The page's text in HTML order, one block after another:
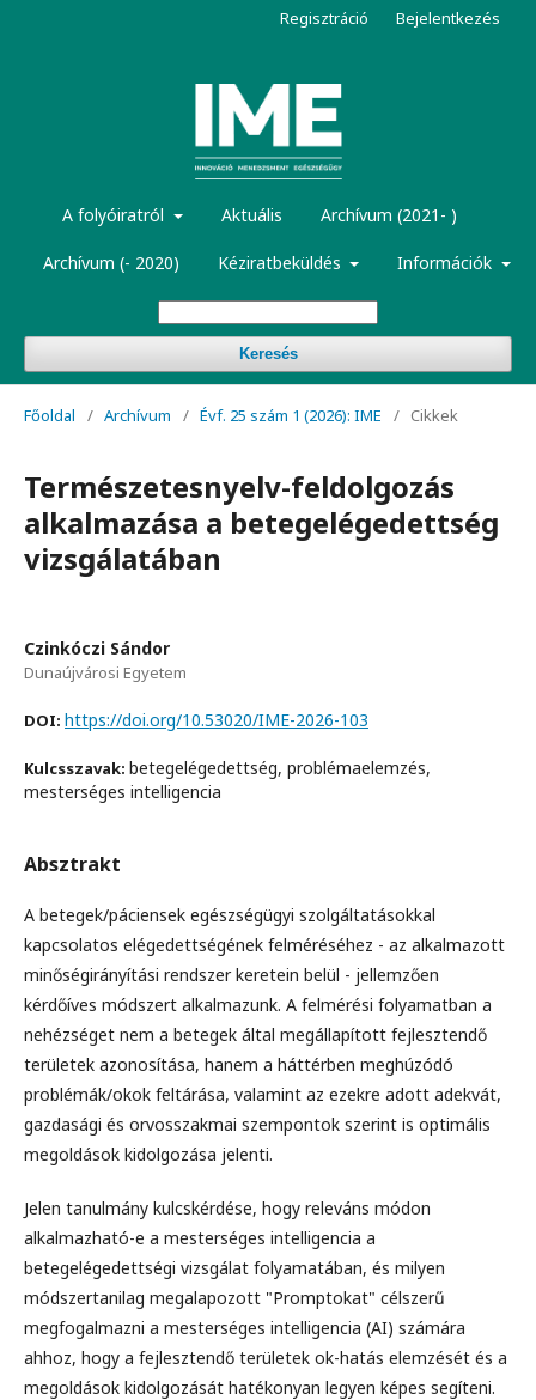
A folyóiratról Aktuális Archívum (2021- )
Archívum (- 2020) Kéziratbeküldés Információk
Keresés
Regisztráció Bejelentkezés
Főoldal / Archívum / Évf. 25 szám 1 (2026): IME / Cikkek
Természetesnyelv-feldolgozás
alkalmazása a betegelégedettség
vizsgálatában
Czinkóczi Sándor
Dunaújvárosi Egyetem
DOI: https://doi.org/10.53020/IME-2026-103
Kulcsszavak: betegelégedettség, problémaelemzés,
mesterséges intelligencia
Absztrakt
A betegek/páciensek egészségügyi szolgáltatásokkal
kapcsolatos elégedettségének felméréséhez - az alkalmazott
minőségirányítási rendszer keretein belül - jellemzően
kérdőíves módszert alkalmazunk. A felmérési folyamatban a
nehézséget nem a betegek által megállapított fejlesztendő
területek azonosítása, hanem a háttérben meghúzódó
problémák/okok feltárása, valamint az ezekre adott adekvát,
gazdasági és orvosszakmai szempontok szerint is optimális
megoldások kidolgozása jelenti.
Jelen tanulmány kulcskérdése, hogy releváns módon
alkalmazható-e a mesterséges intelligencia a
betegelégedettségi vizsgálat folyamatában, és milyen
módszertanilag megalapozott "Promptokat" célszerű
megfogalmazni a mesterséges intelligencia (AI) számára
ahhoz, hogy a fejlesztendő területek ok-hatás elemzését és a
megoldások kidolgozását hatékonyan legyen képes segíteni.